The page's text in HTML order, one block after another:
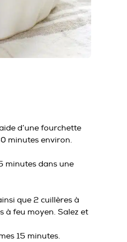
d’une fourchette
minutes environ.
minutes dans une
que 2 cuillères à
à feu moyen. Salez et
15 minutes.